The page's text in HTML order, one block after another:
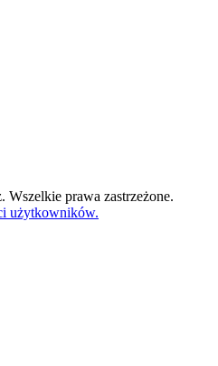
prawa zastrzeżone.
użytkowników.